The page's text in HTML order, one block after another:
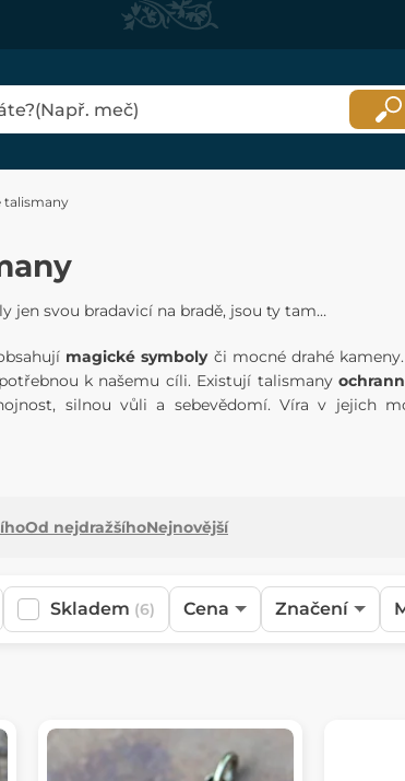
talismany
jen svou bradavicí na bradě, jsou ty tam…
magické symbolyči mocné drahé
k našemu cíli. Existují talismany
silnou vůli a sebevědomí. Víra v jejich
Od nejdražšíhoNejnovější
Skladem (6) Cena Značení